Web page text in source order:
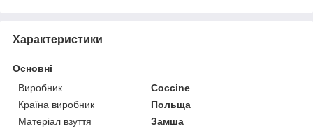
Характеристики
Основні
Виробник
Coccine
Країна виробник
Польща
Матеріал взуття
Замша